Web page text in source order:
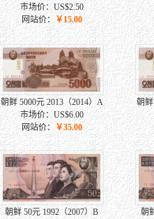
市场价：US$2.50
网站价： ￥15.00
朝鲜 5000元 2013（2014）A
市场价：US$6.00
网站价： ￥35.00
朝鲜
朝鲜 50元 1992（2007）B
朝